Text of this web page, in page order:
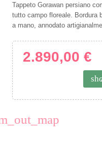
Tappeto Gorawan persiano
tutto campo floreale. Bordura
a mano, annodato
2.890,00 €